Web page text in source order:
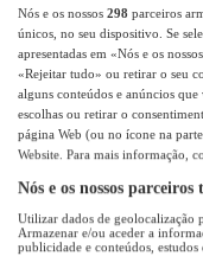
Nós e os nossos 298 parceiros
únicos, no seu dispositivo. Se
apresentadas em «Nós e os
«Rejeitar tudo» ou retirar o seu
alguns conteúdos e anúncios que
escolhas ou retirar o
página Web (ou no ícone na
Website. Para mais informação,
Nós e os nossos
Utilizar dados de geolocalização
Armazenar e/ou aceder a
publicidade e conteúdos,